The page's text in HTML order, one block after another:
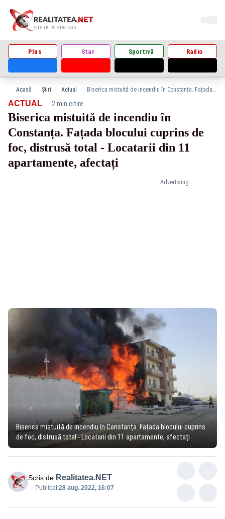
Plus Star Sportivă Radio
Acasă Știri Actual Biserica mistuită de incendiu în Constanța. Fațada blocului cuprins de foc, distrusă total - Locatarii din 11 apartamente, afectați
Advertising
ACTUAL· 2 min citire
Biserica mistuită de incendiu în
Constanța. Fațada blocului cuprins de
foc, distrusă total - Locatarii din 11
apartamente, afectați
Biserica mistuită de incendiu în Constanța. Fațada blocului cuprins
de foc, distrusă total - Locatarii din 11 apartamente, afectați
Scris de Realitatea.NET
Publicat:28 aug. 2022, 16:07